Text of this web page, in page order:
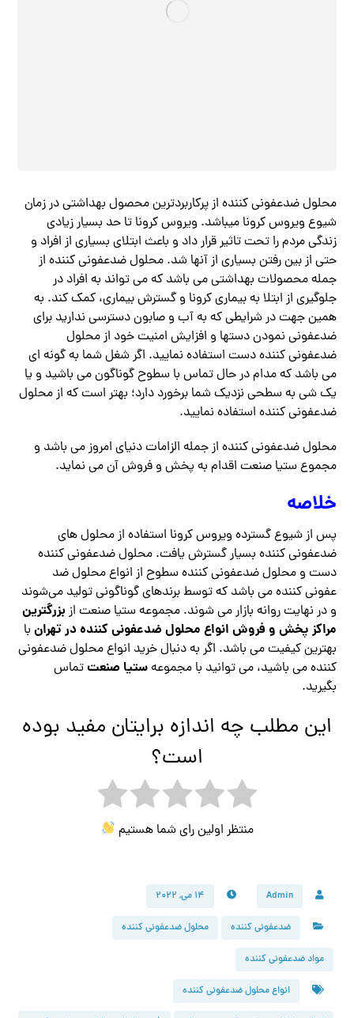
محلول ضدعفونی کننده از پرکاربردترین محصول بهداشتی در زمان
شیوع ویروس کرونا میباشد. ویروس کرونا تا حد بسیار زیادی
زندگی مردم را تحت تاثیر قرار داد و باعث ابتلای بسیاری از افراد و
حتی از بین رفتن بسیاری از آنها شد. محلول ضدعفونی کننده از
جمله محصولات بهداشتی می باشد که می تواند به افراد در
جلوگیری از ابتلا به بیماری کرونا و گسترش بیماری، کمک کند. به
همین جهت در شرایطی که به آب و صابون دسترسی ندارید برای
ضدعفونی نمودن دستها و افزایش امنیت خود از محلول
ضدعفونی کننده دست استفاده نمایید. اگر شغل شما به گونه ای
می باشد که مدام در حال تماس با سطوح گوناگون می باشید و یا
یک شی به سطحی نزدیک شما برخورد دارد؛ بهتر است که از محلول
ضدعفونی کننده استفاده نمایید.
محلول ضدعفونی کننده از جمله الزامات دنیای امروز می باشد و
مجموع ستیا صنعت اقدام به پخش و فروش آن می نماید.
خلاصه
پس از شیوع گسترده ویروس کرونا استفاده از محلول های
ضدعفونی کننده بسیار گسترش یافت. محلول ضدعفونی کننده
دست و محلول ضدعفونی کننده سطوح از انواع محلول ضد
عفونی کننده می باشد که توسط برندهای گوناگونی تولید می‌شوند
و در نهایت روانه بازار می شوند. مجموعه ستیا صنعت ازبزرگترین
مراکز پخش و فروش انواع محلول ضدعفونی کننده در تهران با
بهترین کیفیت می باشد. اگر به دنبال خرید انواع محلول ضدعفونی
کننده می باشید، می توانید با مجموعهستیا صنعتتماس
بگیرید.
این مطلب چه اندازه برایتان مفید بوده
است؟
منتظر اولین رای شما هستیم
Admin ۱۴ می, ۲۰۲۲
ضدعفونی کننده محلول ضدعفونی کننده
مواد ضدعفونی کننده
انواع محلول ضدعفونی کننده